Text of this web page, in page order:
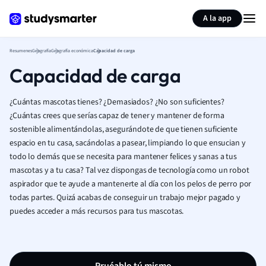
A la app
ResumenesGeografíaGeografía económicaCapacidad de carga
Capacidad de carga
¿Cuántas mascotas tienes? ¿Demasiados? ¿No son suficientes?
¿Cuántas crees que serías capaz de tener y mantener de forma
sostenible alimentándolas, asegurándote de que tienen suficiente
espacio en tu casa, sacándolas a pasear, limpiando lo que ensucian y
todo lo demás que se necesita para mantener felices y sanas a tus
mascotas y a tu casa? Tal vez dispongas de tecnología como un robot
aspirador que te ayude a mantenerte al día con los pelos de perro por
todas partes. Quizá acabas de conseguir un trabajo mejor pagado y
puedes acceder a más recursos para tus mascotas.
Resumir página